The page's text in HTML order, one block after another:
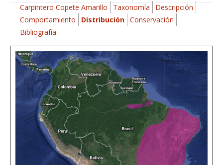
Carpintero Copete Amarillo
Taxonomía
Descripción
Comportamiento
Distribución Conservación
Bibliografía